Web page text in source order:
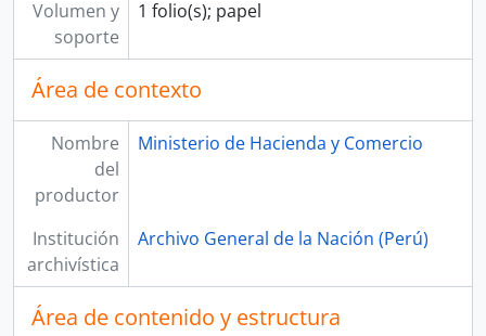
Volumen y
soporte
1 folio(s); papel
Área de contexto
Nombre
del
productor
Ministerio de Hacienda y Comercio
Institución
archivística
Archivo General de la Nación (Perú)
Área de contenido y estructura